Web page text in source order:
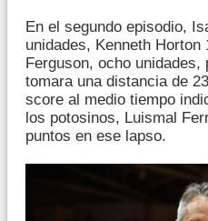
En el segundo episodio,
unidades, Kenneth Horton
Ferguson, ocho unidades,
tomara una distancia de
score al medio tiempo
los potosinos, Luismal
puntos en ese lapso.